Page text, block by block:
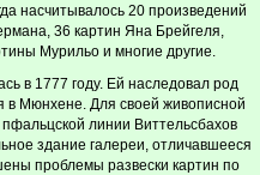
насчитывалось 20 произведений
36 картин Яна Брейгеля,
Мурильо и многие другие.
в 1777 году. Ей наследовал род
в Мюнхене. Для своей живописной
линии Виттельсбахов
здание галереи, отличавшееся
проблемы развески картин по